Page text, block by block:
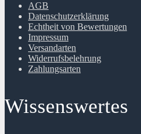
AGB
Datenschutzerklärung
Echtheit von Bewertungen
Impressum
Versandarten
Widerrufsbelehrung
Zahlungsarten
Wissenswertes